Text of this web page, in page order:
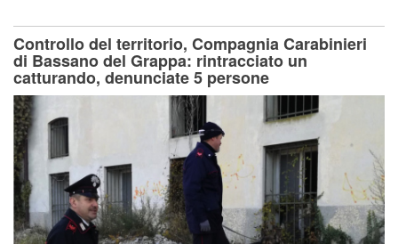
Controllo del territorio, Compagnia Carabinieri
di Bassano del Grappa: rintracciato un
catturando, denunciate 5 persone